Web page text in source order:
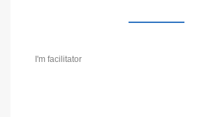
I'm facilitator